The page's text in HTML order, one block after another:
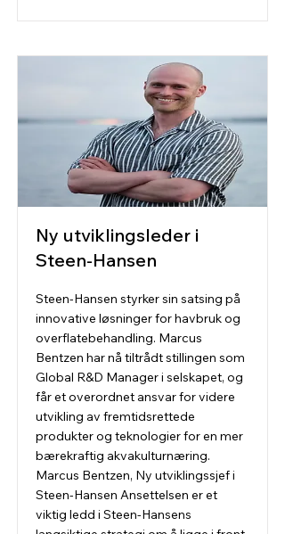
Ny utviklingsleder i
Steen-Hansen
Steen-Hansen styrker sin satsing på
innovative løsninger for havbruk og
overflatebehandling. Marcus
Bentzen har nå tiltrådt stillingen som
Global R&D Manager i selskapet, og
får et overordnet ansvar for videre
utvikling av fremtidsrettede
produkter og teknologier for en mer
bærekraftig akvakulturnæring.
Marcus Bentzen, Ny utviklingssjef i
Steen-Hansen Ansettelsen er et
viktig ledd i Steen-Hansens